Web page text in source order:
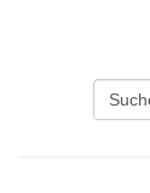
Artikel